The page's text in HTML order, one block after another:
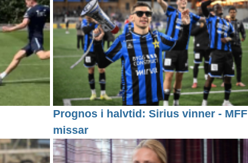
Prognos i halvtid: Sirius vinner - MFF
missar